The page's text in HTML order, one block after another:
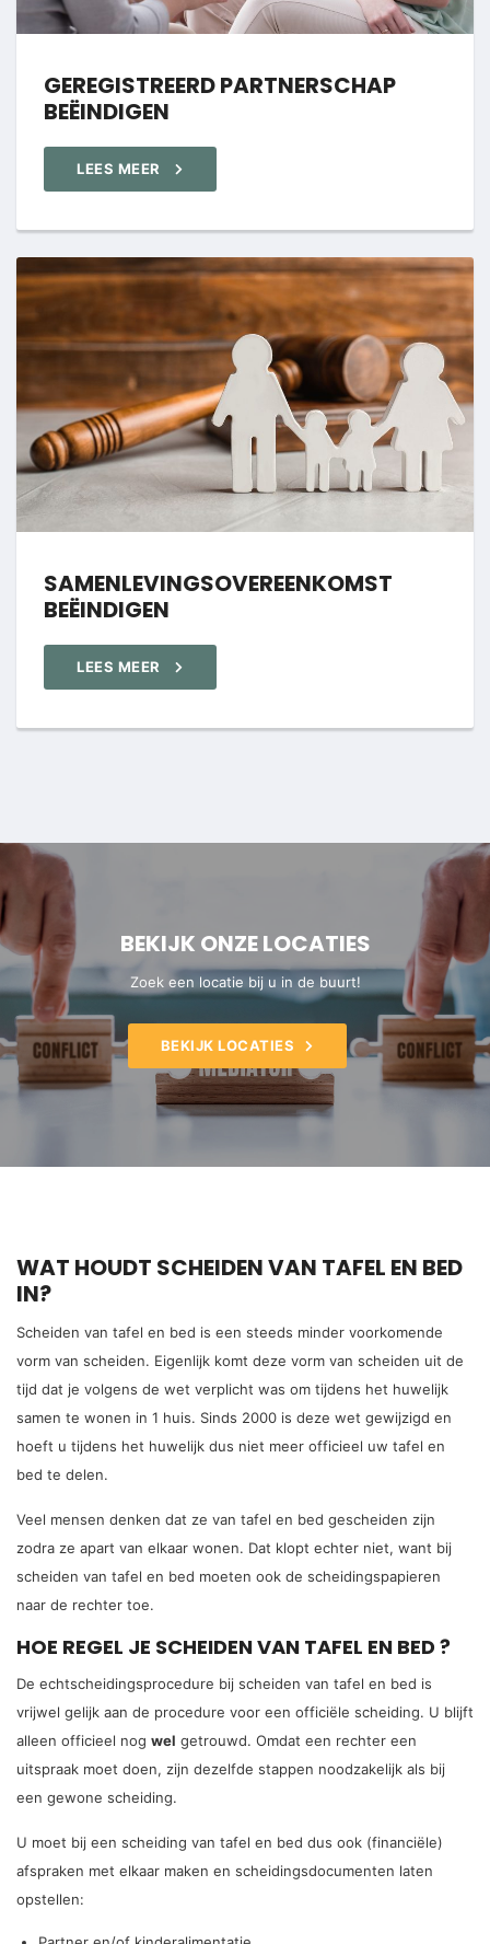
GEREGISTREERD PARTNERSCHAP
BEËINDIGEN
LEES MEER
SAMENLEVINGSOVEREENKOMST
BEËINDIGEN
LEES MEER
BEKIJK ONZE LOCATIES
Zoek een locatie bij u in de buurt!
BEKIJK LOCATIES
WAT HOUDT SCHEIDEN VAN TAFEL EN BED
IN?
Scheiden van tafel en bed is een steeds minder voorkomende
vorm van scheiden. Eigenlijk komt deze vorm van scheiden uit de
tijd dat je volgens de wet verplicht was om tijdens het huwelijk
samen te wonen in 1 huis. Sinds 2000 is deze wet gewijzigd en
hoeft u tijdens het huwelijk dus niet meer officieel uw tafel en
bed te delen.
Veel mensen denken dat ze van tafel en bed gescheiden zijn
zodra ze apart van elkaar wonen. Dat klopt echter niet, want bij
scheiden van tafel en bed moeten ook de scheidingspapieren
naar de rechter toe.
HOE REGEL JE SCHEIDEN VAN TAFEL EN BED ?
De echtscheidingsprocedure bij scheiden van tafel en bed is
vrijwel gelijk aan de procedure voor een officiële scheiding. U blijft
alleen officieel nog wel getrouwd. Omdat een rechter een
uitspraak moet doen, zijn dezelfde stappen noodzakelijk als bij
een gewone scheiding.
U moet bij een scheiding van tafel en bed dus ook (financiële)
afspraken met elkaar maken en scheidingsdocumenten laten
opstellen: